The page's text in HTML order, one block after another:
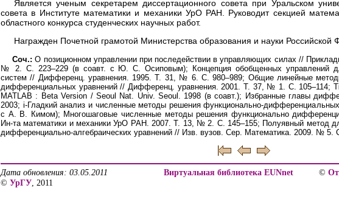
Является ученым секретарем диссертационного совета при Уральском
совета в Институте математики и механики УрО РАН. Руководит секцией
областного конкурса студенческих научных работ.
Награжден Почетной грамотой Министерства образования и науки Российской
Соч.: О позиционном управлении при последействии в управляющих силах //
№ 2. С. 223–229 (в соавт. с Ю. С. Осиповым); Концепция обобщенных управлений
систем // Дифференц. уравнения. 1995. Т. 31, № 6. С. 980–989; Общие линейные
дифференциальных уравнений // Дифференц. уравнения. 2001. Т. 37, № 1. С. 105–114;
MATLAB : Beta Version / Seoul Nat. Univ. Seoul. 1998 (в соавт.); Избранные главы
2003; i-Гладкий анализ и численные методы решения функционально-
с А. В. Кимом); Многошаговые численные методы решения функционально
Ин-та математики и механики УрО РАН. 2007. Т. 13, № 2. С. 145–155; Полуявный метод
дифференциально-алгебраических уравнений // Изв. вузов. Сер. Математика. 2009. № 5.
Дата обновления: 03.05.2011
© УрГУ, 2011
Виртуальная библиотека EUNnet ©